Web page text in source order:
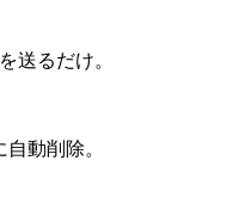
送るだけ。
動削除。